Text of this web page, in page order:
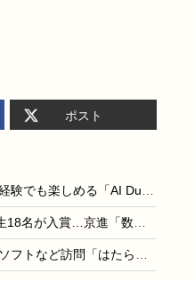
ポスト
【夏休み2026】ピアノ未経験でも楽しめる「AI Duo Piano」横浜みなとみらい8/31まで
灘・渋幕など全国の中高生18名が入賞…京進「数学解法コンテスト」結果発表
【夏休み2026】マイクロソフトなど訪問「はたらくえすと」8/24-29…大学生対象